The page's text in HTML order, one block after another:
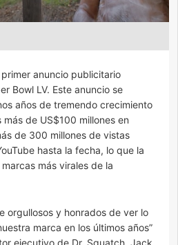
anuncio publicitario
Bowl LV. Este anuncio se
años de tremendo crecimiento
de US$100 millones en
de 300 millones de vistas
hasta la fecha, lo que la
más virales de la
orgullosos y honrados de ver lo
marca en los últimos años”